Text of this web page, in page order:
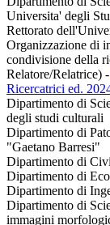
Universita' degli
Rettorato
Organizzazione di
condivisione della
Relatore/Relatrice) -
Ricercatrici ed.
Dipartimento di
degli studi culturali
Dipartimento di
"Gaetano Barresi"
Dipartimento di
Dipartimento di
Dipartimento di
Dipartimento di
immagini